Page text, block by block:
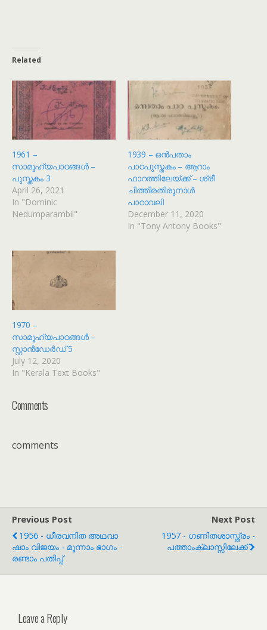
Related
1961 –
സാമൂഹ്യപാഠങ്ങൾ –
പുസ്തകം 3
April 26, 2021
In "Dominic
Nedumparambil"
1939 – ഒൻപതാം
പാഠപുസ്തകം – ആറാം
ഫാറത്തിലേയ്ക്ക് – ശ്രീ
ചിത്തിരതിരുനാൾ
പാഠാവലി
December 11, 2020
In "Tony Antony Books"
1970 –
സാമൂഹ്യപാഠങ്ങൾ –
സ്റ്റാൻഡേർഡ് 5
July 12, 2020
In "Kerala Text Books"
Comments
comments
Previous Post
1956 - ധീരവനിത അഥവാ
ഷാം വിജയം - മൂന്നാം ഭാഗം -
രണ്ടാം പതിപ്പ്
Next Post
1957 - ഗണിതശാസ്ത്രം -
പത്താംക്ലാസ്സിലേക്ക്
Leave a Reply